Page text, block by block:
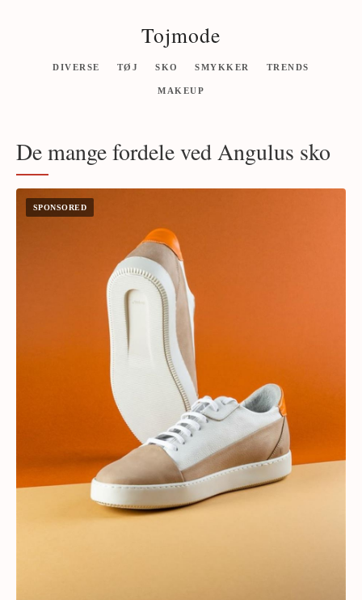
Tojmode
DIVERSE TØJ SKO SMYKKER TRENDS
MAKEUP
De mange fordele ved Angulus sko